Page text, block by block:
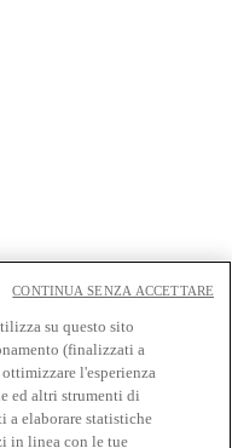
su questo sito
(finalizzati a
l'esperienza
ed altri strumenti di
a elaborare statistiche
in linea con le tue
CONTINUA SENZA ACCETTARE